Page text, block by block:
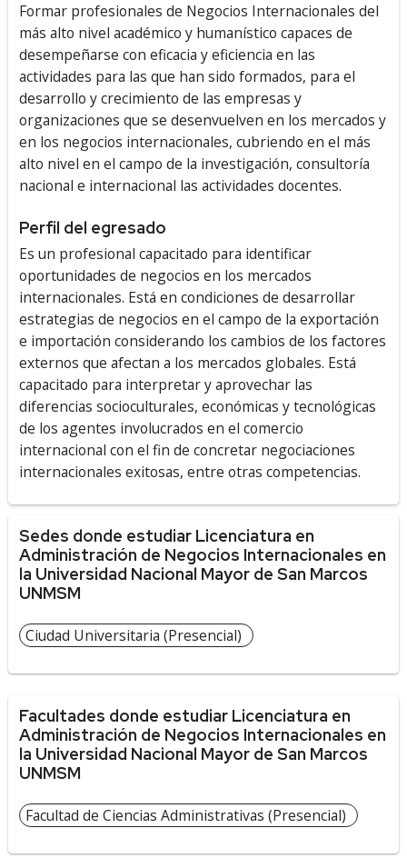
Formar profesionales de Negocios Internacionales del
más alto nivel académico y humanístico capaces de
desempeñarse con eficacia y eficiencia en las
actividades para las que han sido formados, para el
desarrollo y crecimiento de las empresas y
organizaciones que se desenvuelven en los mercados y
en los negocios internacionales, cubriendo en el más
alto nivel en el campo de la investigación, consultoría
nacional e internacional las actividades docentes.
Perfil del egresado
Es un profesional capacitado para identificar
oportunidades de negocios en los mercados
internacionales. Está en condiciones de desarrollar
estrategias de negocios en el campo de la exportación
e importación considerando los cambios de los factores
externos que afectan a los mercados globales. Está
capacitado para interpretar y aprovechar las
diferencias socioculturales, económicas y tecnológicas
de los agentes involucrados en el comercio
internacional con el fin de concretar negociaciones
internacionales exitosas, entre otras competencias.
Sedes donde estudiar Licenciatura en
Administración de Negocios Internacionales en
la Universidad Nacional Mayor de San Marcos
UNMSM
Ciudad Universitaria (Presencial)
Facultades donde estudiar Licenciatura en
Administración de Negocios Internacionales en
la Universidad Nacional Mayor de San Marcos
UNMSM
Facultad de Ciencias Administrativas (Presencial)